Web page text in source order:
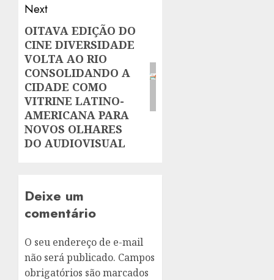
Next
Next
post:
OITAVA EDIÇÃO DO
CINE DIVERSIDADE
VOLTA AO RIO
CONSOLIDANDO A
CIDADE COMO
VITRINE LATINO-
AMERICANA PARA
NOVOS OLHARES
DO AUDIOVISUAL
Deixe um
comentário
O seu endereço de e-mail
não será publicado. Campos
obrigatórios são marcados